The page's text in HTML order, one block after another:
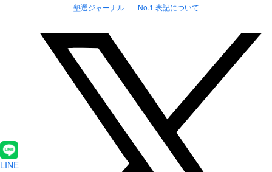
塾選ジャーナル
No.1 表記について
LINE